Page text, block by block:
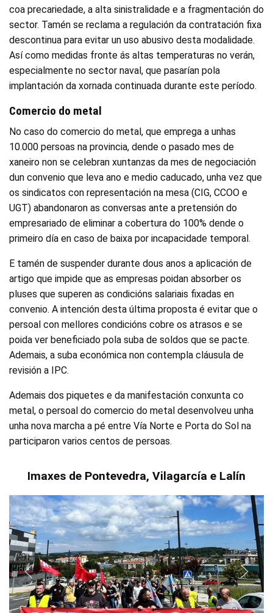
coa precariedade, a alta sinistralidade e a fragmentación do
sector. Tamén se reclama a regulación da contratación fixa
descontinua para evitar un uso abusivo desta modalidade.
Así como medidas fronte ás altas temperaturas no verán,
especialmente no sector naval, que pasarían pola
implantación da xornada continuada durante este período.
Comercio do metal
No caso do comercio do metal, que emprega a unhas
10.000 persoas na provincia, dende o pasado mes de
xaneiro non se celebran xuntanzas da mes de negociación
dun convenio que leva ano e medio caducado, unha vez que
os sindicatos con representación na mesa (CIG, CCOO e
UGT) abandonaron as conversas ante a pretensión do
empresariado de eliminar a cobertura do 100% dende o
primeiro día en caso de baixa por incapacidade temporal.
E tamén de suspender durante dous anos a aplicación de
artigo que impide que as empresas poidan absorber os
pluses que superen as condicións salariais fixadas en
convenio. A intención desta última proposta é evitar que o
persoal con mellores condicións cobre os atrasos e se
poida ver beneficiado pola suba de soldos que se pacte.
Ademais, a suba económica non contempla cláusula de
revisión a IPC.
Ademais dos piquetes e da manifestación conxunta co
metal, o persoal do comercio do metal desenvolveu unha
unha nova marcha a pé entre Vía Norte e Porta do Sol na
participaron varios centos de persoas.
Imaxes de Pontevedra, Vilagarcía e Lalín